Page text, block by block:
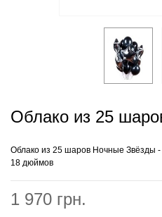
Облако из 25
Облако из 25 шаров Ночные Звёзды
18 дюймов
1 970 грн.